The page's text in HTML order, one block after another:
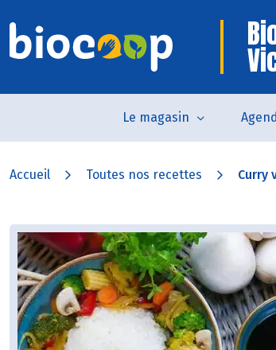
Le magasin
Accueil Toutes nos recettes Curry